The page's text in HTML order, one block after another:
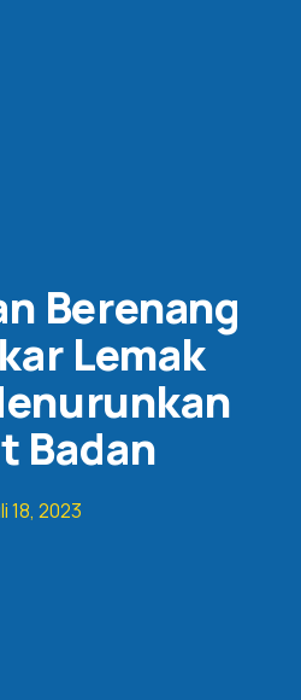
Berenang
Lemak
Badan
18, 2023